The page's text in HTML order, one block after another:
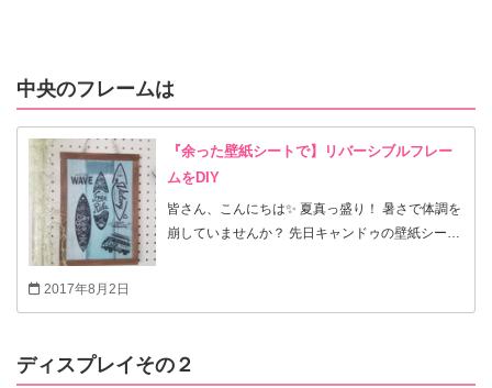
中央のフレームは
『余った壁紙シートで】リバーシブルフレー
ムをDIY
皆さん、こんにちは✨ 夏真っ盛り！ 暑さで体調を
崩していませんか？ 先日キャンドゥの壁紙シート
う！ どうせならリバーシブルにすれば… 色味の違
う壁紙を使うことで、飾る場所によって裏表をひ
2017年8月2日
ディスプレイその２